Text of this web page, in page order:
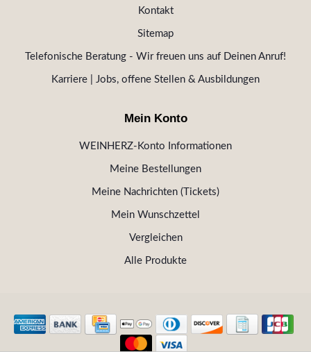
Kontakt
Sitemap
Telefonische Beratung - Wir freuen uns auf Deinen Anruf!
Karriere | Jobs, offene Stellen & Ausbildungen
Mein Konto
WEINHERZ-Konto Informationen
Meine Bestellungen
Meine Nachrichten (Tickets)
Mein Wunschzettel
Vergleichen
Alle Produkte